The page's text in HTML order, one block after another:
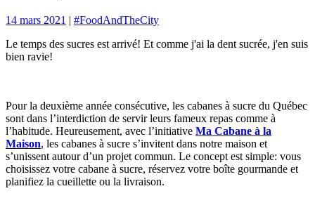
14 mars 2021 | #FoodAndTheCity
Le temps des sucres est arrivé! Et comme j'ai la dent sucrée, j'en suis
bien ravie!
Pour la deuxième année consécutive, les cabanes à sucre du Québec
sont dans l’interdiction de servir leurs fameux repas comme à
l’habitude. Heureusement, avec l’initiative Ma Cabane à la
Maison, les cabanes à sucre s’invitent dans notre maison et
s’unissent autour d’un projet commun. Le concept est simple: vous
choisissez votre cabane à sucre, réservez votre boîte gourmande et
planifiez la cueillette ou la livraison.